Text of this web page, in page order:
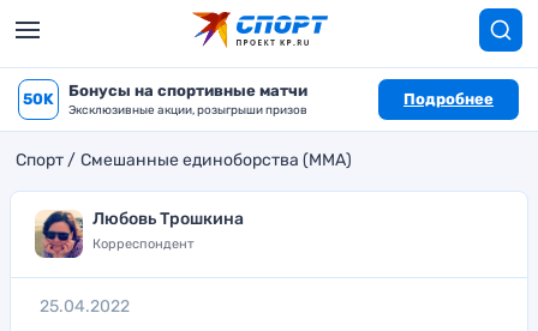
50K Бонусы на спортивные матчи
Эксклюзивные акции, розыгрыши призов
Подробнее
Спорт Смешанные единоборства (MMA)
Любовь Трошкина
Корреспондент
25.04.2022